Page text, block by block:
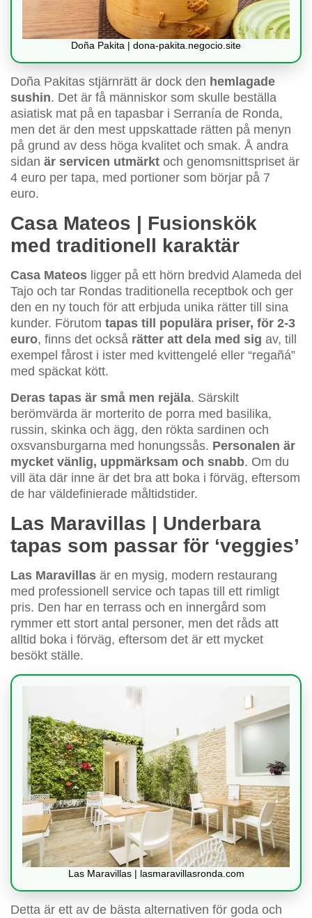
Doña Pakita | dona-pakita.negocio.site
Doña Pakitas stjärnrätt är dock den hemlagade
sushin. Det är få människor som skulle beställa
asiatisk mat på en tapasbar i Serranía de Ronda,
men det är den mest uppskattade rätten på menyn
på grund av dess höga kvalitet och smak. Å andra
sidan är servicen utmärkt och genomsnittspriset är
4 euro per tapa, med portioner som börjar på 7
euro.
Casa Mateos | Fusionskök
med traditionell karaktär
Casa Mateos ligger på ett hörn bredvid Alameda del
Tajo och tar Rondas traditionella receptbok och ger
den en ny touch för att erbjuda unika rätter till sina
kunder. Förutom tapas till populära priser, för 2-3
euro, finns det också rätter att dela med sig av, till
exempel fårost i ister med kvittengelé eller “regañá”
med späckat kött.
Deras tapas är små men rejäla. Särskilt
berömvärda är morterito de porra med basilika,
russin, skinka och ägg, den rökta sardinen och
oxsvansburgarna med honungssås. Personalen är
mycket vänlig, uppmärksam och snabb. Om du
vill äta där inne är det bra att boka i förväg, eftersom
de har väldefinierade måltidstider.
Las Maravillas | Underbara
tapas som passar för ‘veggies’
Las Maravillas är en mysig, modern restaurang
med professionell service och tapas till ett rimligt
pris. Den har en terrass och en innergård som
rymmer ett stort antal personer, men det råds att
alltid boka i förväg, eftersom det är ett mycket
besökt ställe.
Las Maravillas | lasmaravillasronda.com
Detta är ett av de bästa alternativen för goda och